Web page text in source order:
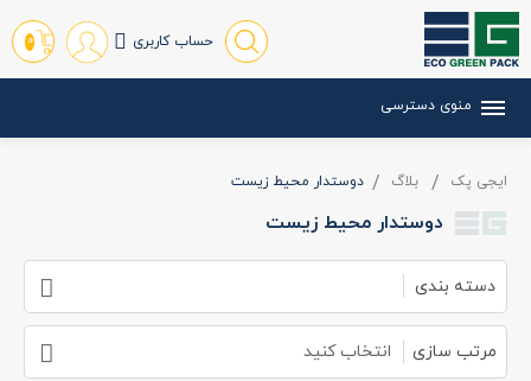
حساب کاربری 0
منوی دسترسی
ایجی پک بلاگ دوستدار محیط زیست
دوستدار محیط زیست
دسته بندی
مرتب سازی انتخاب کنید